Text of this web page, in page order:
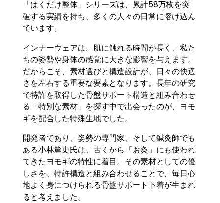
「はくだけ整体」シリーズは、累計58万枚を突
破する実績を持ち、多くの人々の日常に溶け込ん
でいます。
インナーウェアは、肌に触れる時間が長く、私た
ちの姿勢や身体の感覚に大きな影響を与えます。
だからこそ、素材選びと構造設計が、日々の快適
さを左右する重要な要素となります。長年の研究
で特許を取得した骨盤サポート構造と組み合わせ
る「特別な素材」を探す中で出会ったのが、ヨモ
ギを配合した特殊生地でした。
開発者であり、姿勢の専門家、そして鍼灸師でも
ある小林篤史氏は、古くから「お灸」にも使われ
てきたヨモギの特性に着目。その素材としての優
しさを、特許構造と組み合わせることで、毎日心
地よく身につけられる骨盤サポート下着が生まれ
ると考えました。